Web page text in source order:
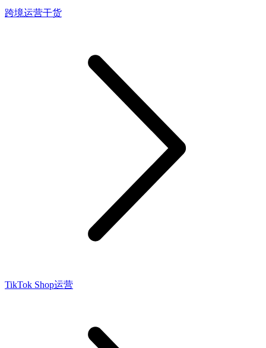
跨境运营干货
TikTok Shop运营